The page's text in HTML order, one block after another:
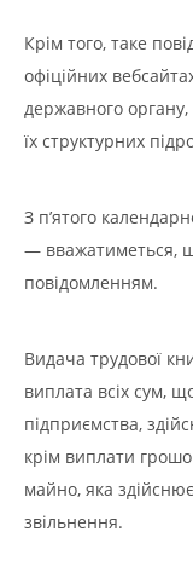
Крім того, таке
офіційних
державного
їх структурних
З п’ятого
— вважатиметься,
повідомленням.
Видача трудової
виплата всіх сум,
підприємства,
крім виплати
майно, яка
звільнення.